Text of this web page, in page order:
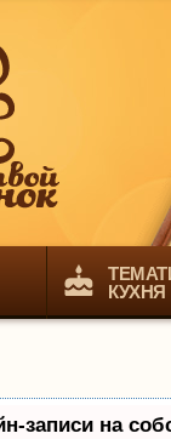
КУХНЯ
записи на